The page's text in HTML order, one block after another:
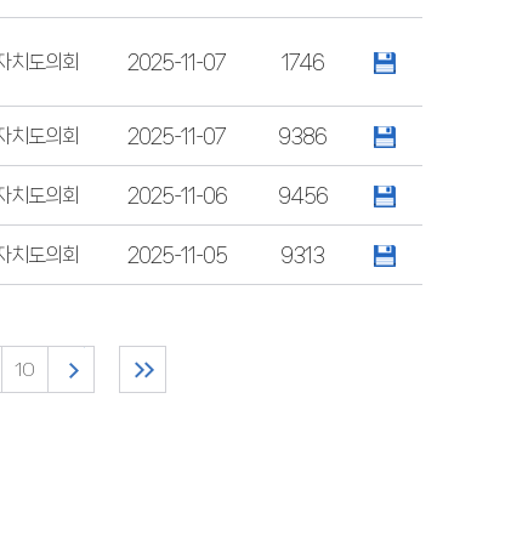
치도의회 2025-11-07 1746
치도의회 2025-11-07 9386
치도의회 2025-11-06 9456
치도의회 2025-11-05 9313
10